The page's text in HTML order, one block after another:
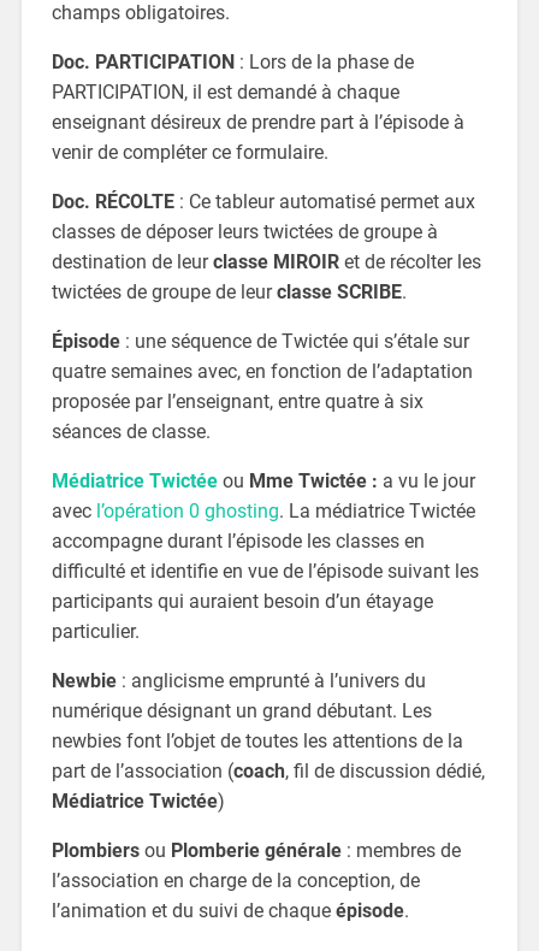
champs obligatoires.
Doc. PARTICIPATION : Lors de la phase de
PARTICIPATION, il est demandé à chaque
enseignant désireux de prendre part à l’épisode à
venir de compléter ce formulaire.
Doc. RÉCOLTE: Ce tableur automatisé permet aux
classes de déposer leurs twictées de groupe à
destination de leurclasse MIROIRet de récolter les
twictées de groupe de leurclasse SCRIBE.
Épisode : une séquence de Twictée qui s’étale sur
quatre semaines avec, en fonction de l’adaptation
proposée par l’enseignant, entre quatre à six
séances de classe.
Médiatrice Twictée ou Mme Twictée : a vu le jour
avec l’opération 0 ghosting. La médiatrice Twictée
accompagne durant l’épisode les classes en
difficulté et identifie en vue de l’épisode suivant les
participants qui auraient besoin d’un étayage
particulier.
Newbie : anglicisme emprunté à l’univers du
numérique désignant un grand débutant. Les
newbies font l’objet de toutes les attentions de la
part de l’association (coach, fil de discussion dédié,
Médiatrice Twictée)
Plombiers ou Plomberie générale: membres de
l’association en charge de la conception, de
l’animation et du suivi de chaque épisode.